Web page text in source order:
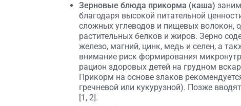
Зерновые блюда прикорма (каша)
благодаря высокой питательной
сложных углеводов и пищевых волокон,
растительных белков и жиров. Зерно
железо, магний, цинк, медь и селен, а
внимание риск формирования
рацион здоровых детей на грудном
Прикорм на основе злаков
гречневой или кукурузной). Позже
[1, 2].